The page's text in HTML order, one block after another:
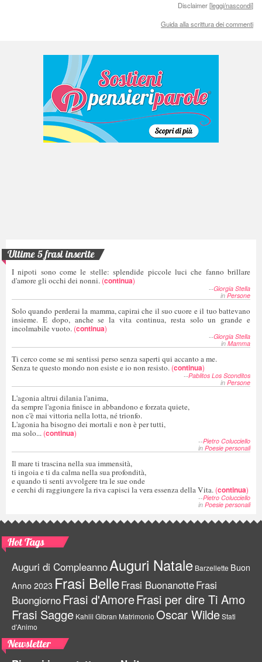
Disclaimer [leggi/nascondi]
Guida alla scrittura dei commenti
Ultime 5 frasi inserite
I nipoti sono come le stelle: splendide piccole luci che fanno brillare
d'amore gli occhi dei nonni. (continua)
--Giorgia Stella
in Persone
Solo quando perderai la mamma, capirai che il suo cuore e il tuo battevano
insieme. E dopo, anche se la vita continua, resta solo un grande e
incolmabile vuoto. (continua)
--Giorgia Stella
in Mamma
Ti cerco come se mi sentissi perso senza saperti qui accanto a me.
Senza te questo mondo non esiste e io non resisto. (continua)
--Pablitos Los Sconditos
in Persone
L'agonia altrui dilania l'anima,
da sempre l'agonia finisce in abbandono e forzata quiete,
non c'è mai vittoria nella lotta, né trionfo.
L'agonia ha bisogno dei mortali e non è per tutti,
ma solo... (continua)
--Pietro Colucciello
in Poesie personali
Il mare ti trascina nella sua immensità,
ti ingoia e ti da calma nella sua profondità,
e quando ti senti avvolgere tra le sue onde
e cerchi di raggiungere la riva capisci la vera essenza della Vita. (continua)
--Pietro Colucciello
in Poesie personali
Hot Tags
Auguri di CompleannoAuguri Natale Barzellette Buon
Anno 2023 Frasi BelleFrasi BuonanotteFrasi
BuongiornoFrasi d'AmoreFrasi per dire Ti Amo
Frasi Sagge Kahlil Gibran Matrimonio Oscar WildeStati
d'Animo
Newsletter